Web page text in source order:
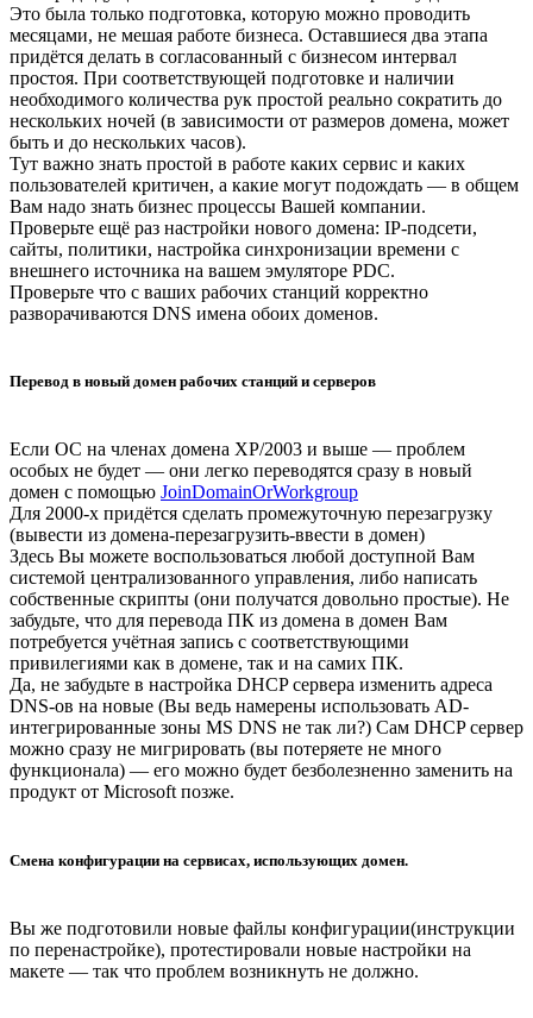
Это была только подготовка, которую можно проводить
месяцами, не мешая работе бизнеса. Оставшиеся два этапа
придётся делать в согласованный с бизнесом интервал
простоя. При соответствующей подготовке и наличии
необходимого количества рук простой реально сократить до
нескольких ночей (в зависимости от размеров домена, может
быть и до нескольких часов).
Тут важно знать простой в работе каких сервис и каких
пользователей критичен, а какие могут подождать — в общем
Вам надо знать бизнес процессы Вашей компании.
Проверьте ещё раз настройки нового домена: IP-подсети,
сайты, политики, настройка синхронизации времени с
внешнего источника на вашем эмуляторе PDC.
Проверьте что с ваших рабочих станций корректно
разворачиваются DNS имена обоих доменов.
Перевод в новый домен рабочих станций и серверов
Если OC на членах домена XP/2003 и выше — проблем
особых не будет — они легко переводятся сразу в новый
домен с помощью JoinDomainOrWorkgroup
Для 2000-х придётся сделать промежуточную перезагрузку
(вывести из домена-перезагрузить-ввести в домен)
Здесь Вы можете воспользоваться любой доступной Вам
системой централизованного управления, либо написать
собственные скрипты (они получатся довольно простые). Не
забудьте, что для перевода ПК из домена в домен Вам
потребуется учётная запись с соответствующими
привилегиями как в домене, так и на самих ПК.
Да, не забудьте в настройка DHCP сервера изменить адреса
DNS-ов на новые (Вы ведь намерены использовать AD-
интегрированные зоны MS DNS не так ли?) Сам DHCP сервер
можно сразу не мигрировать (вы потеряете не много
функционала) — его можно будет безболезненно заменить на
продукт от Microsoft позже.
Смена конфигурации на сервисах, использующих домен.
Вы же подготовили новые файлы конфигурации(инструкции
по перенастройке), протестировали новые настройки на
макете — так что проблем возникнуть не должно.